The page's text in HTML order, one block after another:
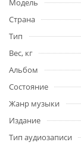
Модель
Страна
Тип
Вес, кг
Альбом
Состояние
Жанр музыки
Издание
Тип аудиозаписи